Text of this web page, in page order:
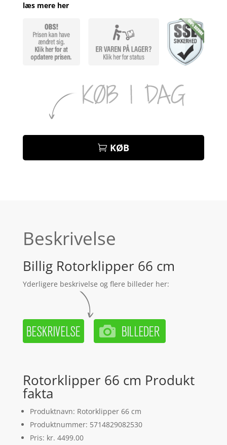
læs mere her
KØB
Beskrivelse
Billig Rotorklipper 66 cm
Yderligere beskrivelse og flere billeder her:
Rotorklipper 66 cm Produkt
fakta
Produktnavn: Rotorklipper 66 cm
Produktnummer: 5714829082530
Pris: kr. 4499.00